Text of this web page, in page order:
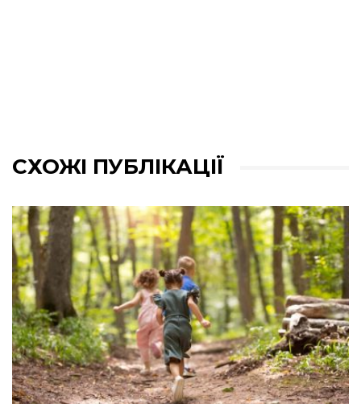
СХОЖІ ПУБЛІКАЦІЇ